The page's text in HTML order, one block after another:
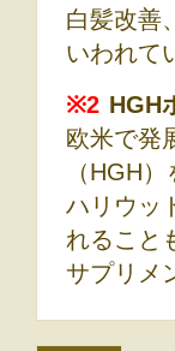
白髪改善
いわれて
※2 HGH
欧米で発
（HGH
ハリウッ
れること
サプリメ